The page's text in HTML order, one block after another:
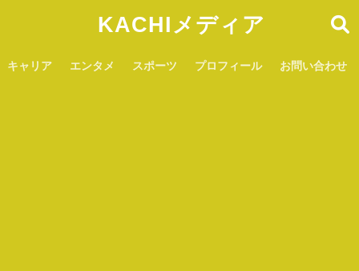
KACHIメディア
キャリア エンタメ スポーツ プロフィール お問い合わせ